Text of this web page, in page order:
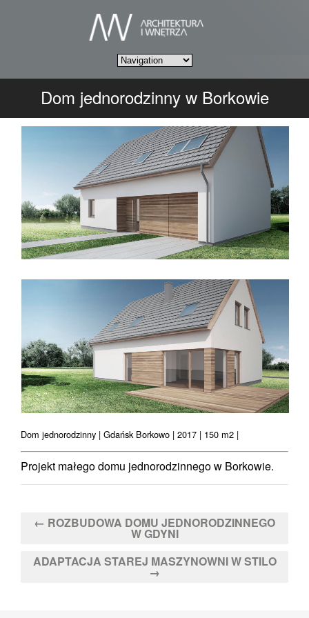
Dom jednorodzinny w Borkowie
Dom jednorodzinny | Gdańsk Borkowo | 2017 | 150 m2 |
Projekt małego domu jednorodzinnego w Borkowie.
← ROZBUDOWA DOMU JEDNORODZINNEGO
W GDYNI
ADAPTACJA STAREJ MASZYNOWNI W STILO
→